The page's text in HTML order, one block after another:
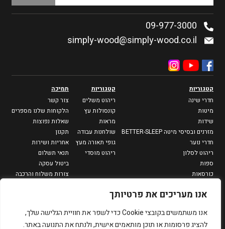
אנו מעריכים את פרטיותך
אנו משתמשים בקובצי Cookie כדי לשפר את חוויית הגלישה שלך,
להציג פרסומות או תוכן מותאמים אישית, ולנתח את התנועה באתר.
09-977-3000
simply-wood@simply-wood.co.il
קטגוריות
חדרי שינה
מיטות
שידות
מזרנים ובסיסי מיטה BETTER-SLEEP
חדרי נוער
ריהוט לסלון
ספות
כורסאות
שולחנות סלון
פינות אוכל
שולחנות אוכל
קטגוריות
ריהוט משלים
קונסולות עץ
מראות
שולחנות עבודה
גופי תאורה מעץ
ריהוט מוסדי
תמיכה
צור קשר
הלקוחות שלנו מספרים
שאלות נפוצות
תקנון
אחריות ושירות
תנאי תשלום
ביטול עסקה
צורות משלוח והרכבה